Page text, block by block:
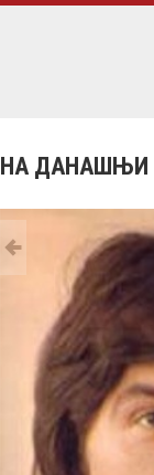
НА ДАНАШЊИ